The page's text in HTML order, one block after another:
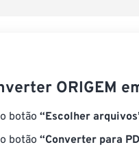
ORIGEM
botão “Escolher
botão “Converter para